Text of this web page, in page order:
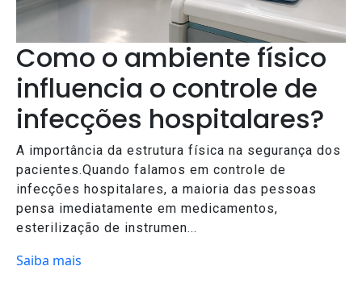
Como o ambiente físico
influencia o controle de
infecções hospitalares?
A importância da estrutura física na segurança dos
pacientes.Quando falamos em controle de
infecções hospitalares, a maioria das pessoas
pensa imediatamente em medicamentos,
esterilização de instrumen...
Saiba mais